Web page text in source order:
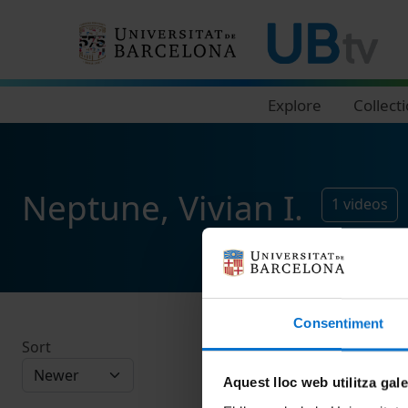
Consentiment
Aquest lloc web utilitza
Explore
Neptune, Vivian I. 1 videos
Sort